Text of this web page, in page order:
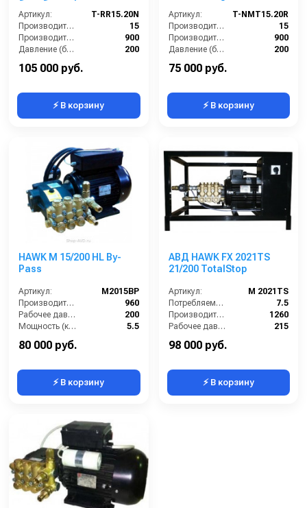
барабаном)
Артикул:
T-RR15.20N
Производительность (л/мин):
15
Производительность (л/ч):
900
Давление (бар):
200
105 000 руб.
⚡ В корзину
электрикой,
теплозащита)
Артикул:
T-NMT15.20R
Производительность (л/мин):
15
Производительность (л/ч):
900
Давление (бар):
200
Напряжение (В):
75 000 руб.
⚡ В корзину
HAWK M 15/200 HL By-
Pass
Артикул:
M2015BP
Производительность (л/ч):
960
Рабочее давление (бар):
200
Мощность (кВт):
5.5
Электропитание (В):
80 000 руб.
⚡ В корзину
АВД HAWK FX 2021TS
21/200 TotalStop
Артикул:
M 2021TS
Потребляемая мощность (кВт):
7.5
Производительность (л/ч):
1260
Рабочее давление (бар):
215
Мощность (кВт):
98 000 руб.
⚡ В корзину